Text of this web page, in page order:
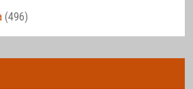
(496)